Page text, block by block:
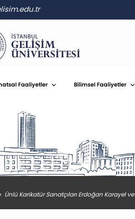
Faaliyetler Bilimsel Faaliyetler
Ünlü Karikatür Sanatçıları Erdoğan Karayel